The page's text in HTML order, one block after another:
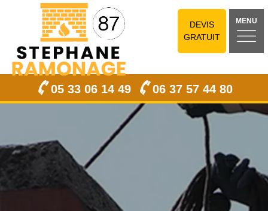
DEVIS
GRATUIT
MENU
05 33 06 14 49 06 37 57 44 80